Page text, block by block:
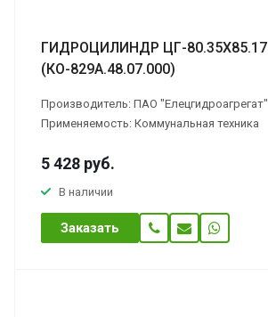
ГИДРОЦИЛИНДР ЦГ-80.35Х85.17
(КО-829А.48.07.000)
Производитель: ПАО "Елецгидроагрегат"
Применяемость: Коммунальная техника
5 428 руб.
В наличии
Заказать